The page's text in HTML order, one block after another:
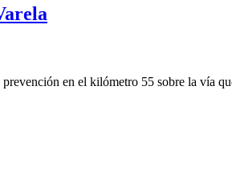
en el kilómetro 55 sobre la vía